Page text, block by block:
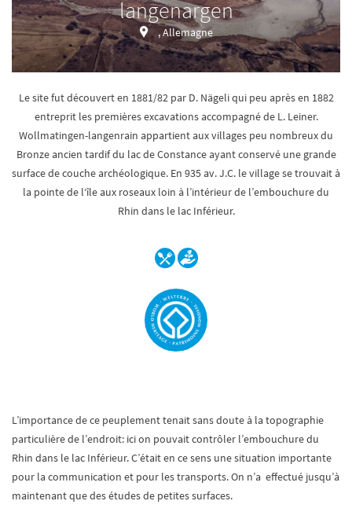
langenargen
, Allemagne
Le site fut découvert en 1881/82 par D. Nägeli qui peu après en 1882
entreprit les premières excavations accompagné de L. Leiner.
Wollmatingen-langenrain appartient aux villages peu nombreux du
Bronze ancien tardif du lac de Constance ayant conservé une grande
surface de couche archéologique. En 935 av. J.C. le village se trouvait à
la pointe de l‘île aux roseaux loin à l’intérieur de l’embouchure du
Rhin dans le lac Inférieur.
L’importance de ce peuplement tenait sans doute à la topographie
particulière de l’endroit: ici on pouvait contrôler l’embouchure du
Rhin dans le lac Inférieur. C’était en ce sens une situation importante
pour la communication et pour les transports. On n’a effectué jusqu’à
maintenant que des études de petites surfaces.